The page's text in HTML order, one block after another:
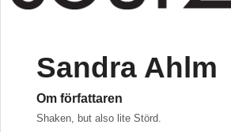
Sandra Ahlm
Om författaren
Shaken, but also lite Störd.